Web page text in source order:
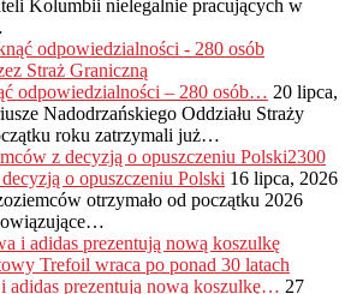
Kolumbii nielegalnie pracujących w
odpowiedzialności – 280 osób… 20 lipca,
Nadodrzańskiego Oddziału Straży
roku zatrzymali już…
2300
o opuszczeniu Polski 16 lipca, 2026
otrzymało od początku 2026
adidas prezentują nową koszulkę… 27